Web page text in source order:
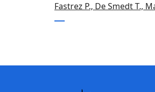
Fastrez P., De Smedt T.,